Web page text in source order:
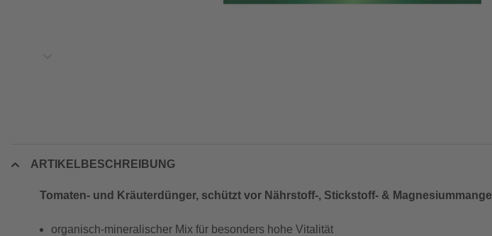
ARTIKELBESCHREIBUNG
Tomaten- und Kräuterdünger, schützt vor Nährstoff-, Stickstoff- & Magnesiummangel
organisch-mineralischer Mix für besonders hohe Vitalität